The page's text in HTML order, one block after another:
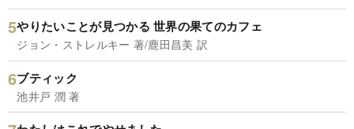
やりたいことが見つかる 世界の果てのカフェ
ジョン・ストレルキー 著/鹿田昌美 訳
ブティック
池井戸 潤 著